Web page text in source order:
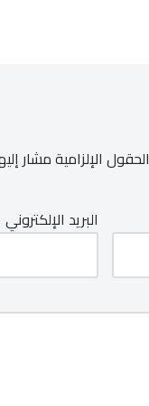
الحقول الإلزامية مشار
البريد الإلكتروني